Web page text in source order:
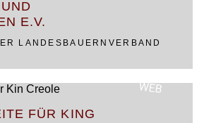
E.V.
LANDESBAUERNVERBAND
WEB
FÜR KING